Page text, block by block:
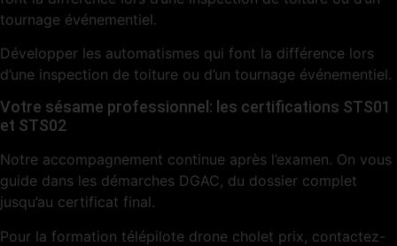
tournage événementiel.
Développer les automatismes qui font la différence lors
d’une inspection de toiture ou d’un tournage événementiel.
Votre sésame professionnel: les certifications STS01
et STS02
Notre accompagnement continue après l’examen. On vous
guide dans les démarches DGAC, du dossier complet
jusqu’au certificat final.
Pour la formation télépilote drone cholet prix, contactez-